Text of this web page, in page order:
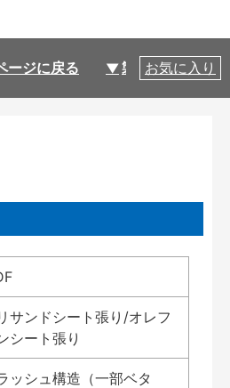
ージに戻る 製品仕様
お気に入り
サンドシート張り/オレフ
シート張り
ッシュ構造（一部ベタ